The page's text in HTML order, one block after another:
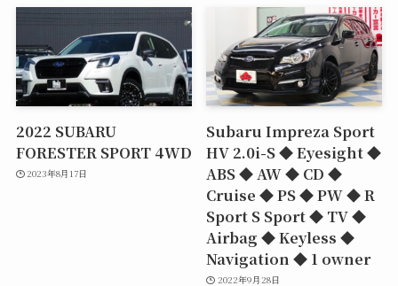
2022 SUBARU
FORESTER SPORT 4WD
2023年8月17日
Subaru Impreza Sport
HV 2.0i-S ◆ Eyesight ◆
ABS ◆ AW ◆ CD ◆
Cruise ◆ PS ◆ PW ◆ R
Sport S Sport ◆ TV ◆
Airbag ◆ Keyless ◆
Navigation ◆ 1 owner
2022年9月28日